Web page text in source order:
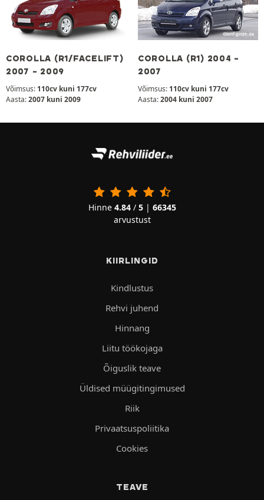
COROLLA (R1/FACELIFT)
2007 - 2009
Võimsus: 110cv kuni 177cv
Aasta:2007 kuni 2009
COROLLA (R1) 2004 -
2007
Võimsus: 110cv kuni 177cv
Aasta:2004 kuni 2007
Hinne 4.84/ 5| 66345
arvustust
KIIRLINGID
Kindlustus
Rehvi juhend
Hinnang
Liitu töökojaga
Õiguslik teave
Üldised müügitingimused
Riik
Privaatsuspoliitika
Cookies
TEAVE